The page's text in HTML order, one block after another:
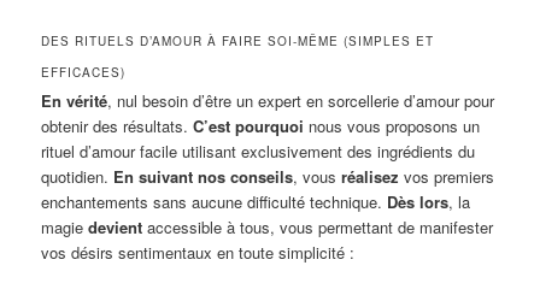
DES RITUELS D’AMOUR À FAIRE SOI-MÊME (SIMPLES ET
EFFICACES)
En vérité, nul besoin d’être un expert en sorcellerie d’amour pour
obtenir des résultats.C’est pourquoi nous vous proposons un
rituel d’amour facile utilisant exclusivement des ingrédients du
quotidien. En suivant nos conseils, vousréalisez vos premiers
enchantements sans aucune difficulté technique. Dès lors, la
magiedevient accessible à tous, vous permettant de manifester
vos désirs sentimentaux en toute simplicité :